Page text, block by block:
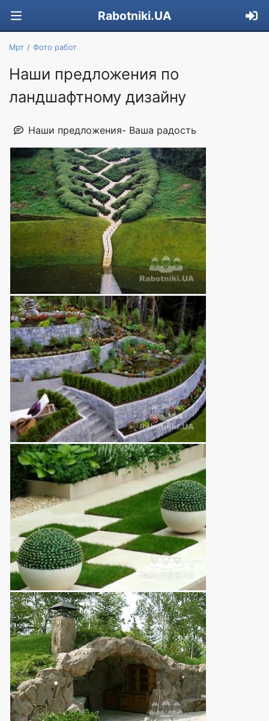
Rabotniki.UA
Мрт Фото работ
Наши предложения по
ландшафтному дизайну
Наши предложения- Ваша радость